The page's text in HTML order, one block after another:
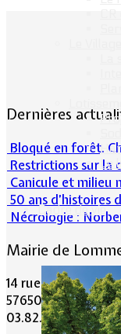
Le
Cadre de vie
Dernières
Bloqué en forêt.
Restrictions sur la
Canicule et milieu
50 ans d’histoires
Nécrologie :
Mairie de
14 rue Maréchal
57650
03.82.84.81.48